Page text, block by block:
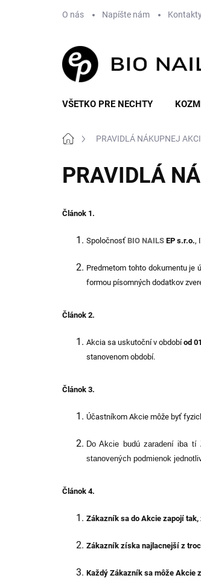
O nás Napíšte nám
VŠETKO PRE NECHTY
DomovPRAVIDLÁ NÁKUPNEJ
PRAVIDLÁ
Článok 1.
Spoločnosť BIO NAILS EP s.r.o.,
Predmetom tohto dokumentu je
formou písomných dodatkov
Článok 2.
Akcia sa uskutoční v obdobíod
stanovenom období.
Článok 3.
Účastníkom Akcie môže byť
Do Akcie budú zaradení iba tí
stanovených podmienok
Článok 4.
Zákazník sa do Akcie zapojí tak,
Zákazník získa najlacnejší z
Každý Zákazník sa môže Akcie